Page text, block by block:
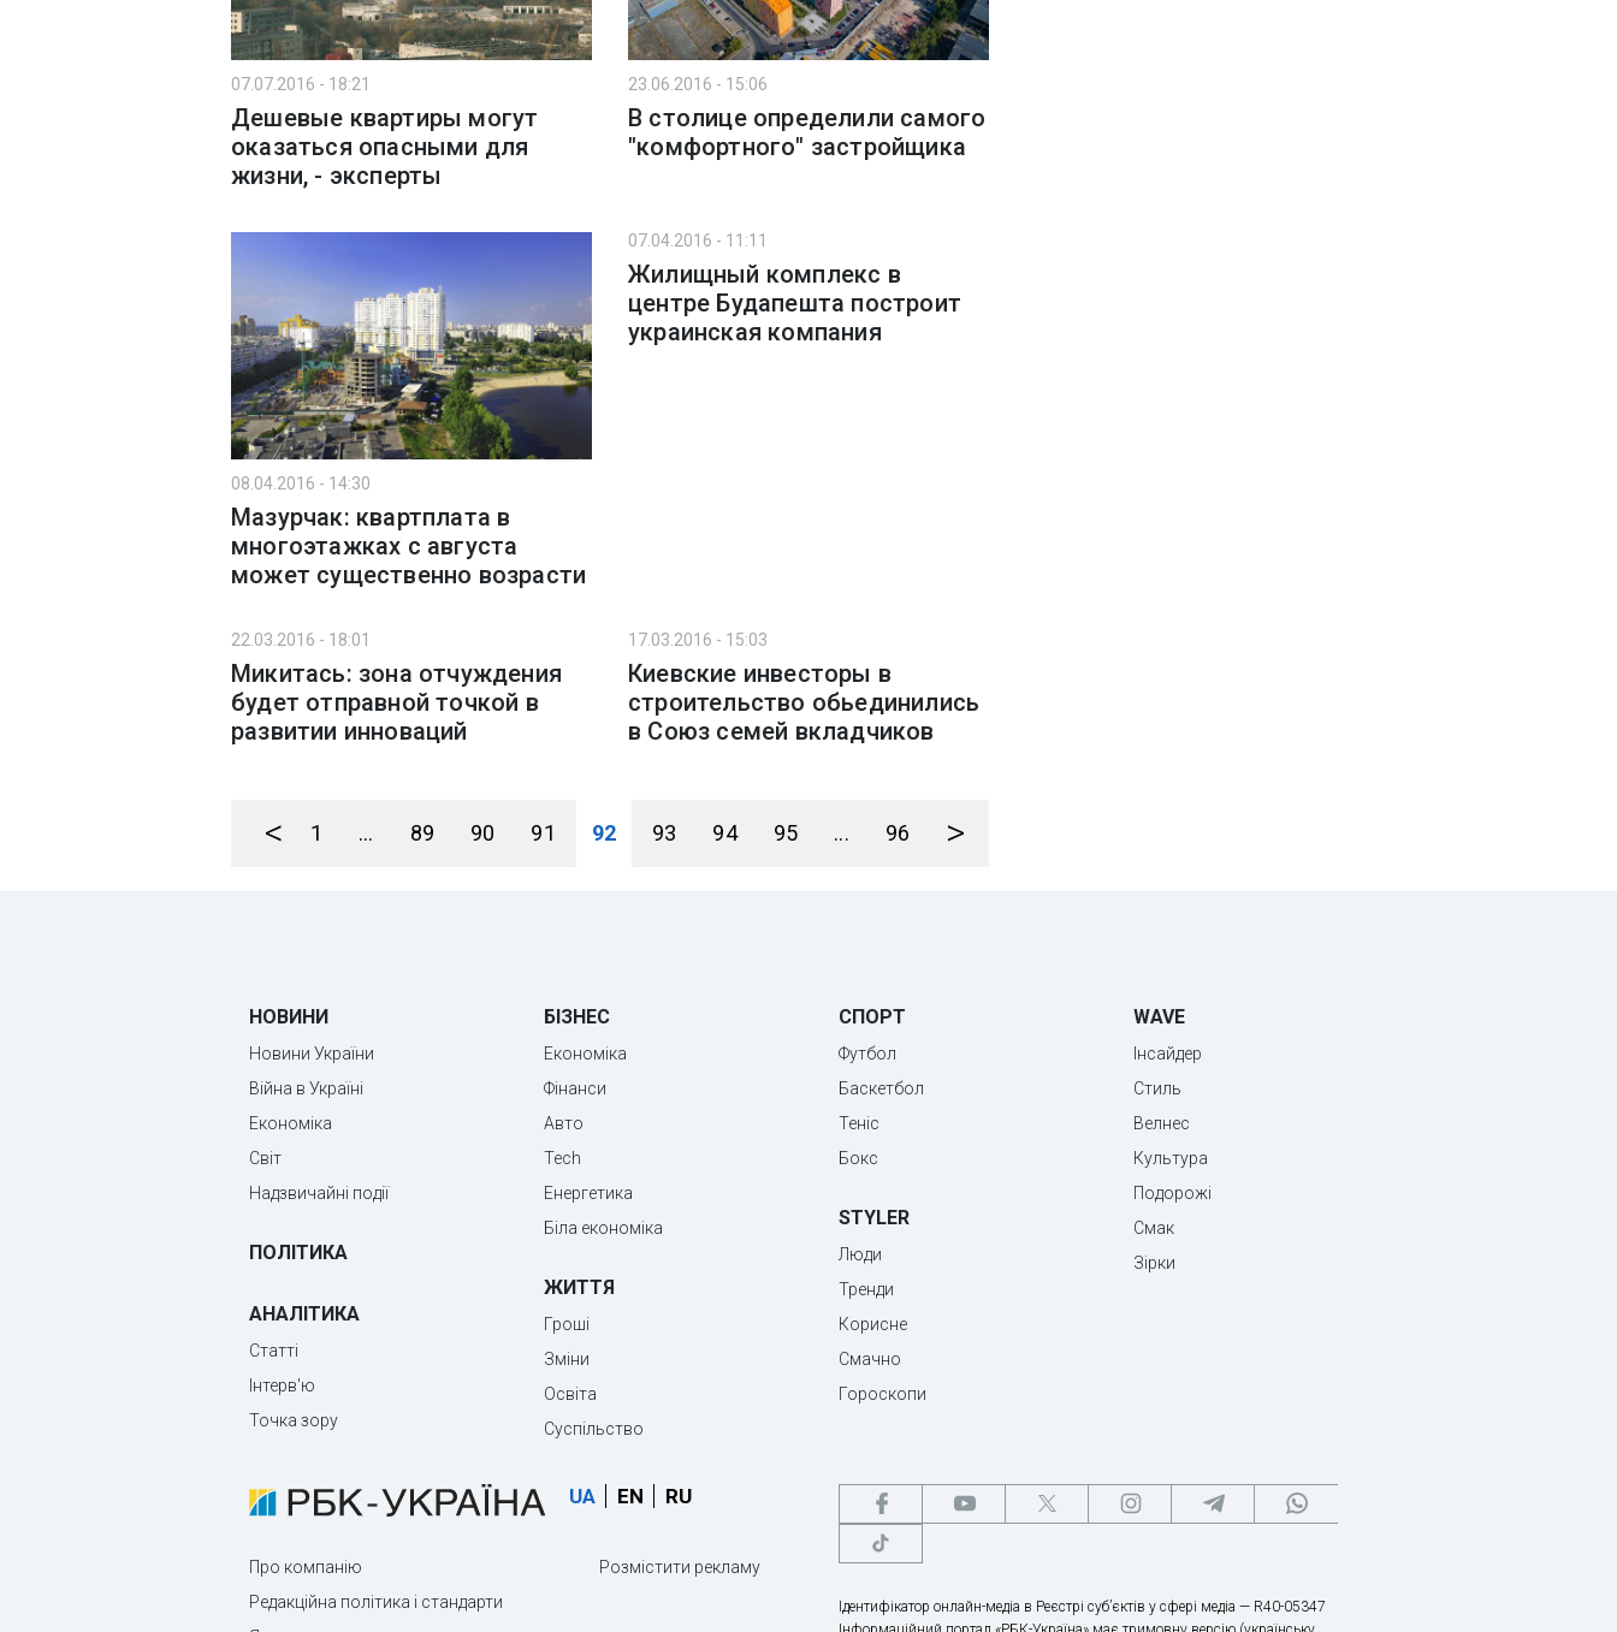
07.07.2016 - 18:21
Дешевые квартиры могут
оказаться опасными для
жизни, - эксперты
23.06.2016 - 15:06
В столице определили самого
"комфортного" застройщика
08.04.2016 - 14:30
Мазурчак: квартплата в
многоэтажках с августа
может существенно возрасти
07.04.2016 - 11:11
Жилищный комплекс в
центре Будапешта построит
украинская компания
22.03.2016 - 18:01
Микитась: зона отчуждения
будет отправной точкой в
развитии инноваций
17.03.2016 - 15:03
Киевские инвесторы в
строительство обьединились
в Союз семей вкладчиков
< 1 ... 89 90 91 92 93 94 95 ... 96 >
НОВИНИ
Новини України
Війна в Україні
Економіка
Світ
Надзвичайні події
ПОЛІТИКА
АНАЛІТИКА
Статті
Інтерв'ю
Точка зору
БІЗНЕС
Економіка
Фінанси
Авто
Tech
Енергетика
Біла економіка
ЖИТТЯ
Гроші
Зміни
Освіта
Суспільство
СПОРТ
Футбол
Баскетбол
Теніс
Бокс
STYLER
Люди
Тренди
Корисне
Смачно
Гороскопи
WAVE
Інсайдер
Стиль
Велнес
Культура
Подорожі
Смак
Зірки
UA EN RU
Про компанію
Редакційна політика і стандарти
Розмістити рекламу
Ідентифікатор онлайн-медіа в Реєстрі суб’єктів у сфері медіа — R40-05347